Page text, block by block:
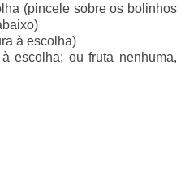
(pincele sobre os bolinhos
à escolha)
escolha; ou fruta nenhuma,